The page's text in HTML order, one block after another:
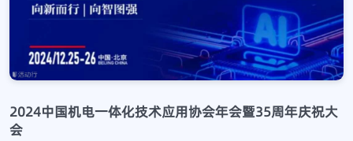
2024中国机电一体化技术应用协会年会暨35周年庆祝大
会